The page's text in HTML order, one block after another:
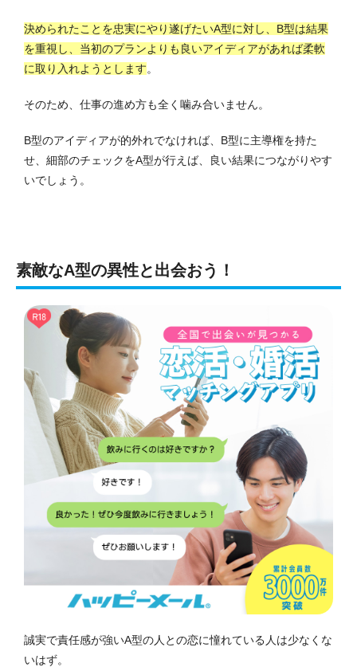
決められたことを忠実にやり遂げたいA型に対し、B型は結果
を重視し、当初のプランよりも良いアイディアがあれば柔軟
に取り入れようとします。
そのため、仕事の進め方も全く噛み合いません。
B型のアイディアが的外れでなければ、B型に主導権を持た
せ、細部のチェックをA型が行えば、良い結果につながりやす
いでしょう。
素敵なA型の異性と出会おう！
誠実で責任感が強いA型の人との恋に憧れている人は少なくな
いはず。